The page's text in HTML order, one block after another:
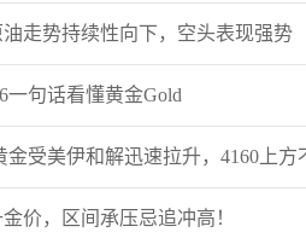
走势持续性向下，空头表现强势
一句话看懂黄金Gold
金受美伊和解迅速拉升，4160上方
价，区间承压忌追冲高！